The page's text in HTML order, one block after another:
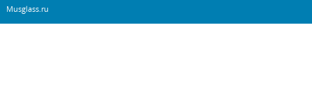
Musglass.ru